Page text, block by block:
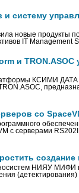
систему
новые продукты
IT Management
и TRON.ASOC
КСИМИ ДАТА
со
с серверами
НИЯУ МИФИ